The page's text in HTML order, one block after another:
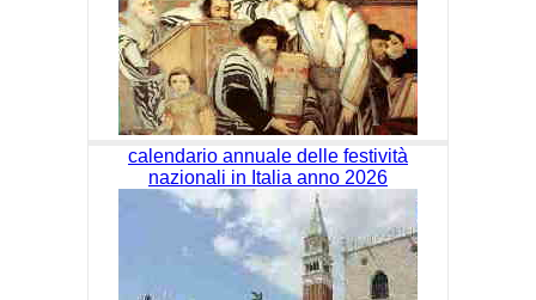
calendario annuale delle festività
nazionali in Italia anno 2026